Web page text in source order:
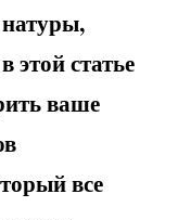
статье
ваше
все